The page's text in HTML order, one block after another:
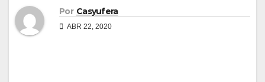
Por Casyufera
ABR 22, 2020